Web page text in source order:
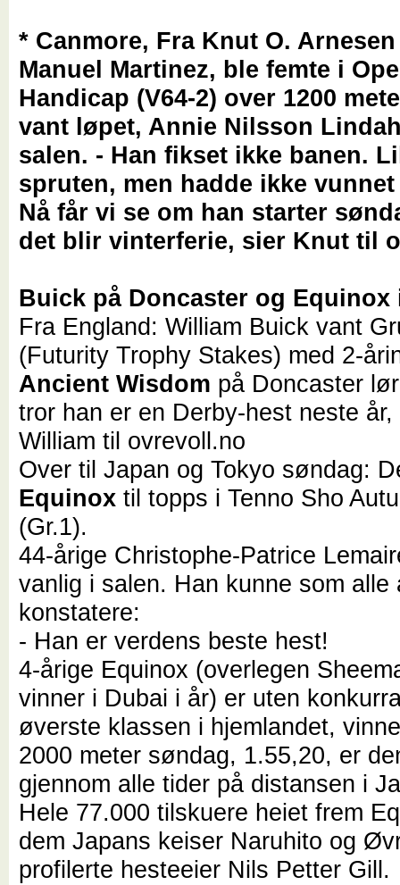
* Canmore, Fra Knut O.
Manuel Martinez, ble femte i
Handicap (V64-2) over 1200
vant løpet, Annie Nilsson
salen. - Han fikset ikke banen.
spruten, men hadde ikke
Nå får vi se om han starter
det blir vinterferie, sier Knut til
Buick på Doncaster og Equinox
Fra England: William Buick vant
(Futurity Trophy Stakes) med 2-
Ancient Wisdom på Doncaster
tror han er en Derby-hest neste år,
William til ovrevoll.no
Over til Japan og Tokyo søndag:
Equinox til topps i Tenno Sho
(Gr.1).
44-årige Christophe-Patrice
vanlig i salen. Han kunne som alle
konstatere:
- Han er verdens beste hest!
4-årige Equinox (overlegen
vinner i Dubai i år) er uten
øverste klassen i hjemlandet,
2000 meter søndag, 1.55,20, er
gjennom alle tider på distansen i
Hele 77.000 tilskuere heiet frem
dem Japans keiser Naruhito og
profilerte hesteeier Nils Petter Gill.